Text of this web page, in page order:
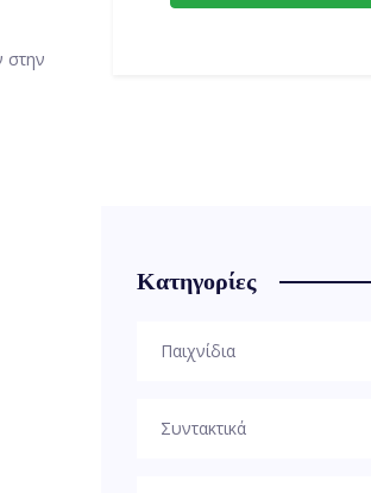
στην
Κατηγορίες
Παιχνίδια
Συντακτικά